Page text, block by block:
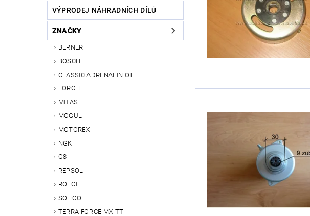
VÝPRODEJ NÁHRADNÍCH DÍLŮ
ZNAČKY
BERNER
BOSCH
CLASSIC ADRENALIN OIL
FÖRCH
MITAS
MOGUL
MOTOREX
NGK
Q8
REPSOL
ROLOIL
SOHOO
TERRA FORCE MX TT